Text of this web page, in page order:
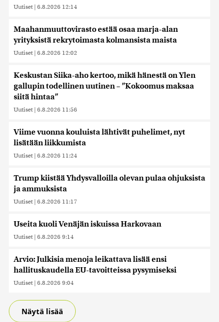
Uutiset | 6.8.2026 12:14
Maahanmuuttovirasto estää osaa marja-alan
yrityksistä rekrytoimasta kolmansista maista
Uutiset | 6.8.2026 12:02
Keskustan Siika-aho kertoo, mikä hänestä on Ylen
gallupin todellinen uutinen – ”Kokoomus maksaa
siitä hintaa”
Uutiset | 6.8.2026 11:56
Viime vuonna kouluista lähtivät puhelimet, nyt
lisätään liikkumista
Uutiset | 6.8.2026 11:24
Trump kiistää Yhdysvalloilla olevan pulaa ohjuksista
ja ammuksista
Uutiset | 6.8.2026 11:17
Useita kuoli Venäjän iskuissa Harkovaan
Uutiset | 6.8.2026 9:14
Arvio: Julkisia menoja leikattava lisää ensi
hallituskaudella EU-tavoitteissa pysymiseksi
Uutiset | 6.8.2026 9:04
Näytä lisää